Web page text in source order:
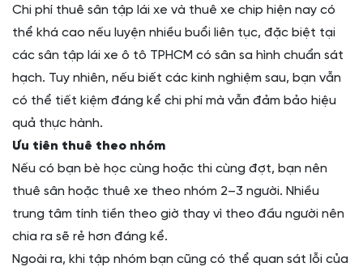
Chi phí thuê sân tập lái xe và thuê xe chip hiện nay có
thể khá cao nếu luyện nhiều buổi liên tục, đặc biệt tại
các sân tập lái xe ô tô TPHCM có sân sa hình chuẩn sát
hạch. Tuy nhiên, nếu biết các kinh nghiệm sau, bạn vẫn
có thể tiết kiệm đáng kể chi phí mà vẫn đảm bảo hiệu
quả thực hành.
Ưu tiên thuê theo nhóm
Nếu có bạn bè học cùng hoặc thi cùng đợt, bạn nên
thuê sân hoặc thuê xe theo nhóm 2–3 người. Nhiều
trung tâm tính tiền theo giờ thay vì theo đầu người nên
chia ra sẽ rẻ hơn đáng kể.
Ngoài ra, khi tập nhóm bạn cũng có thể quan sát lỗi của